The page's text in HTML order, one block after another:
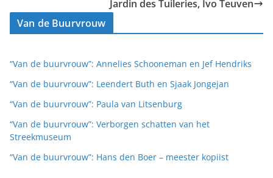
Jardin des Tuileries, Ivo Teuven
Van de Buurvrouw
“Van de buurvrouw”: Annelies Schooneman en Jef Hendriks
“Van de buurvrouw”: Leendert Buth en Sjaak Jongejan
“Van de buurvrouw”: Paula van Litsenburg
“Van de buurvrouw”: Verborgen schatten van het
Streekmuseum
“Van de buurvrouw”: Hans den Boer – meester kopiist